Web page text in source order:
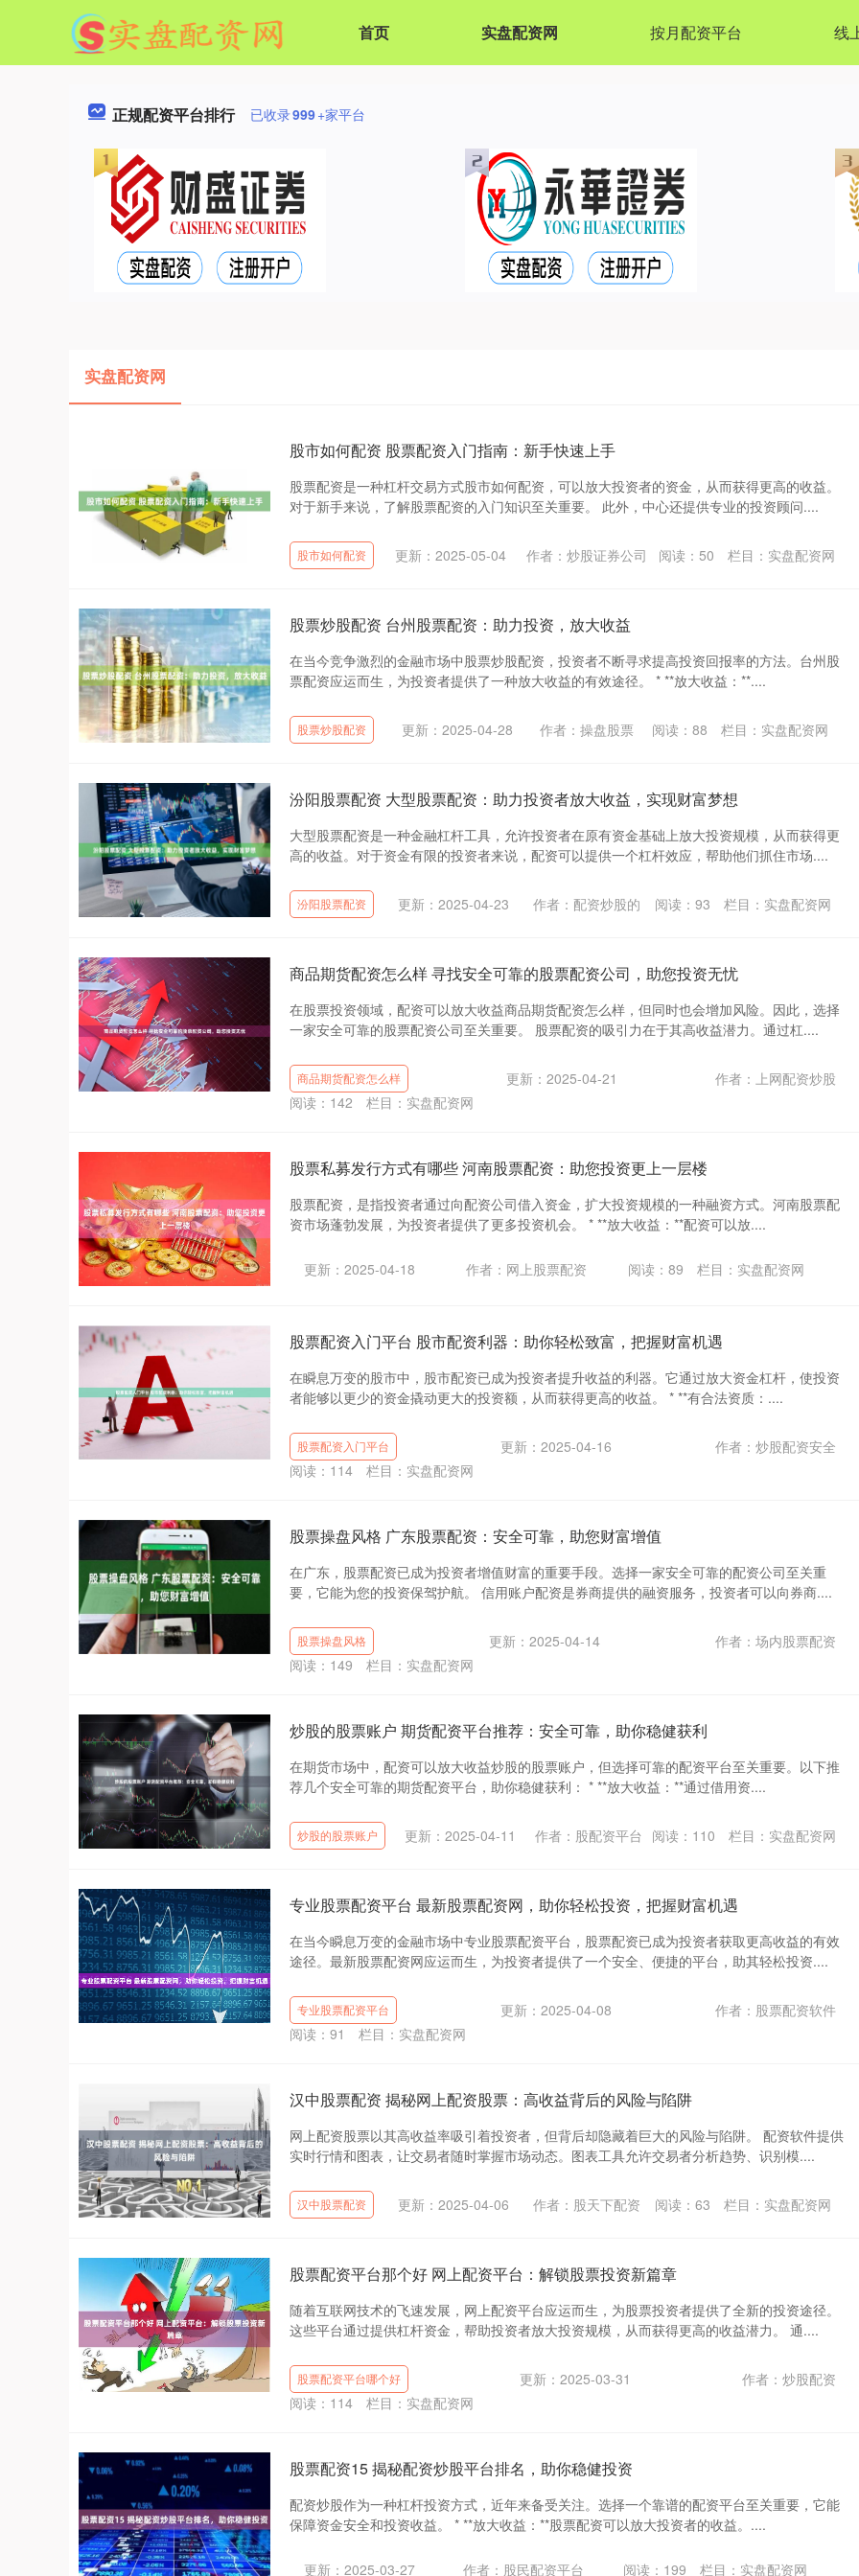
首页 实盘配资网 按月配资平台 线
正规配资平台排行 已收录999+家平台
实盘配资网
股市如何配资 股票配资入门指南：新手快速上手
股票配资是一种杠杆交易方式股市如何配资，可以放大投资者的资金，从而获得更高的收益。
对于新手来说，了解股票配资的入门知识至关重要。 此外，中心还提供专业的投资顾问....
股市如何配资 更新：2025-05-04 作者：炒股证券公司 阅读： 50 栏目： 实盘配资网
股票炒股配资 台州股票配资：助力投资，放大收益
在当今竞争激烈的金融市场中股票炒股配资，投资者不断寻求提高投资回报率的方法。台州股
票配资应运而生，为投资者提供了一种放大收益的有效途径。 * **放大收益：**....
股票炒股配资 更新：2025-04-28 作者：操盘股票 阅读： 88 栏目： 实盘配资网
汾阳股票配资 大型股票配资：助力投资者放大收益，实现财富梦想
大型股票配资是一种金融杠杆工具，允许投资者在原有资金基础上放大投资规模，从而获得更
高的收益。对于资金有限的投资者来说，配资可以提供一个杠杆效应，帮助他们抓住市场....
汾阳股票配资 更新：2025-04-23 作者：配资炒股的 阅读： 93 栏目： 实盘配资网
商品期货配资怎么样 寻找安全可靠的股票配资公司，助您投资无忧
在股票投资领域，配资可以放大收益商品期货配资怎么样，但同时也会增加风险。因此，选择
一家安全可靠的股票配资公司至关重要。 股票配资的吸引力在于其高收益潜力。通过杠....
商品期货配资怎么样 更新：2025-04-21
作者：上网配资炒股
阅读： 142 栏目： 实盘配资网
股票私募发行方式有哪些 河南股票配资：助您投资更上一层楼
股票配资，是指投资者通过向配资公司借入资金，扩大投资规模的一种融资方式。河南股票配
资市场蓬勃发展，为投资者提供了更多投资机会。 * **放大收益：**配资可以放....
更新：2025-04-18 作者：网上股票配资 阅读： 89 栏目： 实盘配资网
股票配资入门平台 股市配资利器：助你轻松致富，把握财富机遇
在瞬息万变的股市中，股市配资已成为投资者提升收益的利器。它通过放大资金杠杆，使投资
者能够以更少的资金撬动更大的投资额，从而获得更高的收益。 * **有合法资质：....
股票配资入门平台 更新：2025-04-16
作者：炒股配资安全
阅读： 114 栏目： 实盘配资网
股票操盘风格 广东股票配资：安全可靠，助您财富增值
在广东，股票配资已成为投资者增值财富的重要手段。选择一家安全可靠的配资公司至关重
要，它能为您的投资保驾护航。 信用账户配资是券商提供的融资服务，投资者可以向券商....
股票操盘风格 更新：2025-04-14
作者：场内股票配资
阅读： 149 栏目： 实盘配资网
炒股的股票账户 期货配资平台推荐：安全可靠，助你稳健获利
在期货市场中，配资可以放大收益炒股的股票账户，但选择可靠的配资平台至关重要。以下推
荐几个安全可靠的期货配资平台，助你稳健获利： * **放大收益：**通过借用资....
炒股的股票账户 更新：2025-04-11 作者：股配资平台 阅读： 110 栏目： 实盘配资网
专业股票配资平台 最新股票配资网，助你轻松投资，把握财富机遇
在当今瞬息万变的金融市场中专业股票配资平台，股票配资已成为投资者获取更高收益的有效
途径。最新股票配资网应运而生，为投资者提供了一个安全、便捷的平台，助其轻松投资....
专业股票配资平台 更新：2025-04-08
作者：股票配资软件
阅读： 91 栏目： 实盘配资网
汉中股票配资 揭秘网上配资股票：高收益背后的风险与陷阱
网上配资股票以其高收益率吸引着投资者，但背后却隐藏着巨大的风险与陷阱。 配资软件提供
实时行情和图表，让交易者随时掌握市场动态。图表工具允许交易者分析趋势、识别模....
汉中股票配资 更新：2025-04-06 作者：股天下配资 阅读： 63 栏目： 实盘配资网
股票配资平台那个好 网上配资平台：解锁股票投资新篇章
随着互联网技术的飞速发展，网上配资平台应运而生，为股票投资者提供了全新的投资途径。
这些平台通过提供杠杆资金，帮助投资者放大投资规模，从而获得更高的收益潜力。 通....
股票配资平台哪个好 更新：2025-03-31
作者：炒股配资
阅读： 114 栏目： 实盘配资网
股票配资15 揭秘配资炒股平台排名，助你稳健投资
配资炒股作为一种杠杆投资方式，近年来备受关注。选择一个靠谱的配资平台至关重要，它能
保障资金安全和投资收益。 * **放大收益：**股票配资可以放大投资者的收益。....
更新：2025-03-27 作者：股民配资平台 阅读： 199 栏目： 实盘配资网